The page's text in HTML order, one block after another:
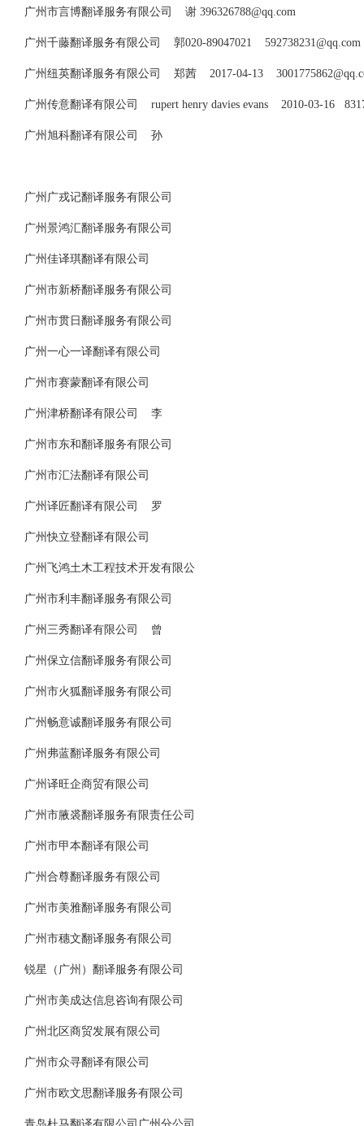
广州市言博翻译服务有限公司 谢 396326788@qq.com
广州千藤翻译服务有限公司 郭020-89047021 592738231@qq.com
广州纽英翻译服务有限公司 郑茜 2017-04-13
广州传意翻译有限公司 rupert henry davies evans 2010-03-16
广州旭科翻译有限公司 孙
广州广戎记翻译服务有限公司
广州景鸿汇翻译服务有限公司
广州佳译琪翻译有限公司
广州市新桥翻译服务有限公司
广州市贯日翻译服务有限公司
广州一心一译翻译有限公司
广州市赛蒙翻译有限公司
广州津桥翻译有限公司 李
广州市东和翻译服务有限公司
广州市汇法翻译有限公司
广州译匠翻译有限公司 罗
广州快立登翻译有限公司
广州飞鸿土木工程技术开发有限公
广州市利丰翻译服务有限公司
广州三秀翻译有限公司 曾
广州保立信翻译服务有限公司
广州市火狐翻译服务有限公司
广州畅意诚翻译服务有限公司
广州弗蓝翻译服务有限公司
广州译旺企商贸有限公司
广州市腋裘翻译服务有限责任公司
广州市甲本翻译有限公司
广州合尊翻译服务有限公司
广州市美雅翻译服务有限公司
广州市穗文翻译服务有限公司
锐星（广州）翻译服务有限公司
广州市美成达信息咨询有限公司
广州北区商贸发展有限公司
广州市众寻翻译有限公司
广州市欧文思翻译服务有限公司